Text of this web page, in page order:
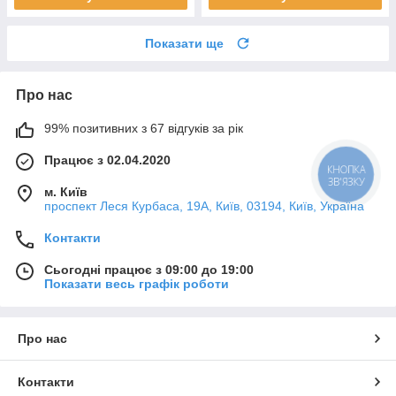
Показати ще
Про нас
99% позитивних з 67 відгуків за рік
Працює з 02.04.2020
м. Київ
проспект Леся Курбаса, 19А, Київ, 03194, Київ, Україна
Контакти
Сьогодні працює з 09:00 до 19:00
Показати весь графік роботи
Про нас
Контакти
КНОПКА
ЗВ'ЯЗКУ